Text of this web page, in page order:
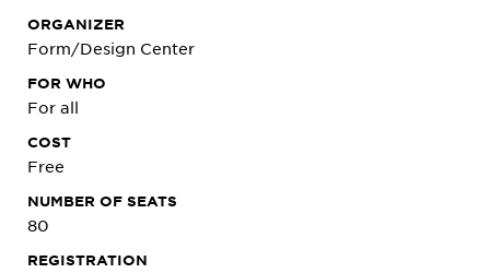
ORGANIZER
Form/Design Center
FOR WHO
For all
COST
Free
NUMBER OF SEATS
80
REGISTRATION